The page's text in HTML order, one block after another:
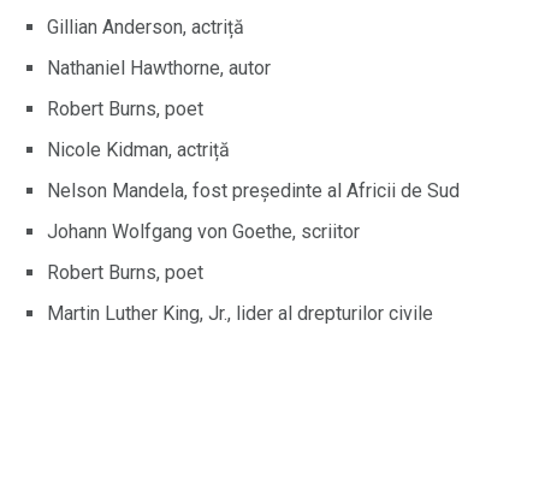
Gillian Anderson, actriță
Nathaniel Hawthorne, autor
Robert Burns, poet
Nicole Kidman, actriță
Nelson Mandela, fost președinte al Africii de Sud
Johann Wolfgang von Goethe, scriitor
Robert Burns, poet
Martin Luther King, Jr., lider al drepturilor civile